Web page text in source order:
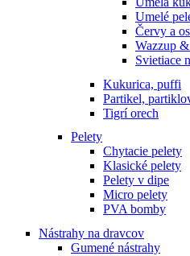
Umelé
Červy a
Wazzup
Svietiace
Kukurica, puffi
Partikel,
Tigrí orech
Pelety
Chytacie pelety
Klasické pelety
Pelety v dipe
Micro pelety
PVA bomby
Nástrahy na dravcov
Gumené nástrahy